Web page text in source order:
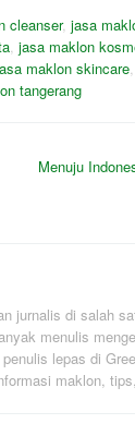
cleanser, jasa
jasa maklon
maklon skincare
tangerang
Menuju
jurnalis di salah
menulis
lepas di
maklon,